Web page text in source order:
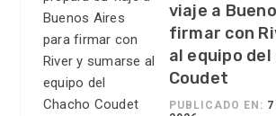
viaje a
firmar con
al equipo del
Coudet
PUBLICADO EN: